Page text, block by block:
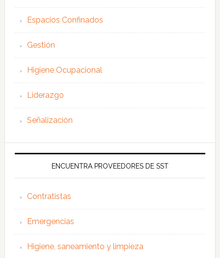
Espacios Confinados
Gestión
Higiene Ocupacional
Liderazgo
Señalización
ENCUENTRA PROVEEDORES DE SST
Contratistas
Emergencias
Higiene, saneamiento y limpieza